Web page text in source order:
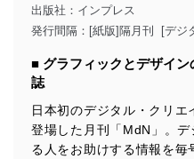
出版社： インプレス
発行間隔：[紙版]隔月刊 [デジ
■ グラフィックとデザイ
誌
日本初のデジタル・クリ
登場した月刊「MdN」。
る人をお助けする情報を毎